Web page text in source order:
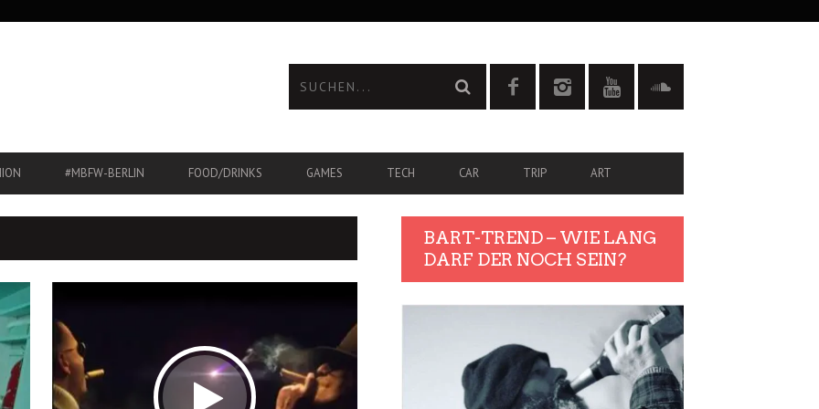
#MBFW-BERLIN FOOD/DRINKS GAMES TECH CAR TRIP ART
BART-TREND – WIE LANG
DARF DER NOCH SEIN?